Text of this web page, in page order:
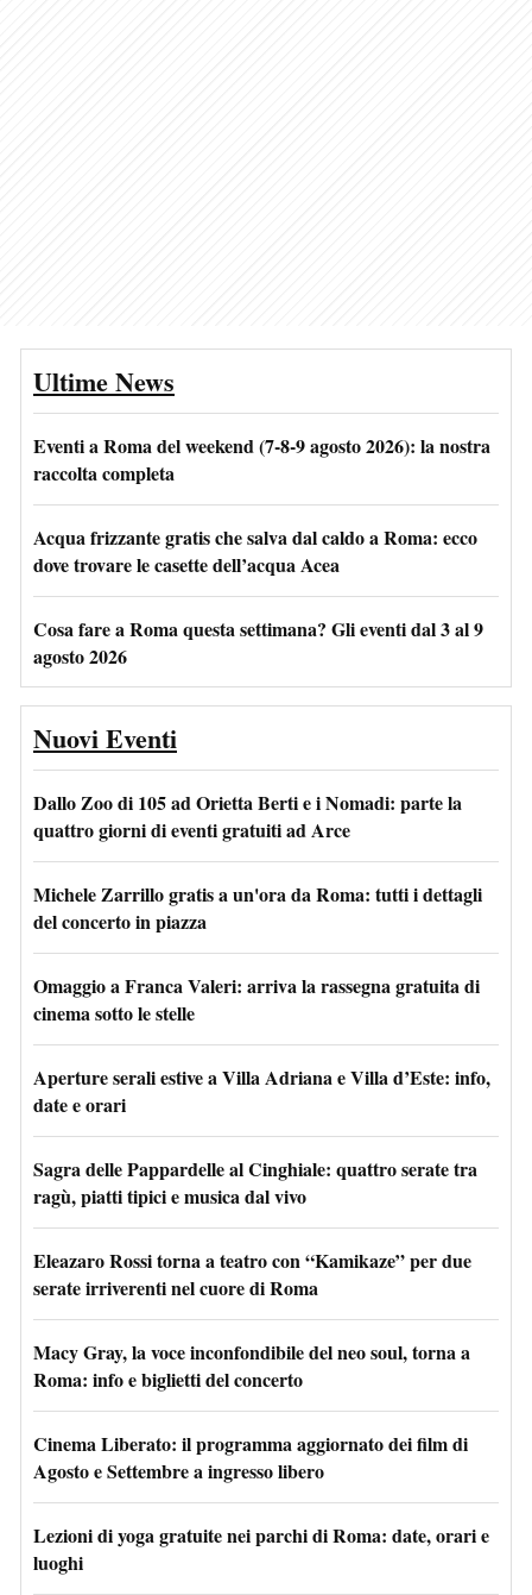
Ultime News
Eventi a Roma del weekend (7-8-9 agosto 2026): la nostra
raccolta completa
Acqua frizzante gratis che salva dal caldo a Roma: ecco
dove trovare le casette dell’acqua Acea
Cosa fare a Roma questa settimana? Gli eventi dal 3 al 9
agosto 2026
Nuovi Eventi
Dallo Zoo di 105 ad Orietta Berti e i Nomadi: parte la
quattro giorni di eventi gratuiti ad Arce
Michele Zarrillo gratis a un'ora da Roma: tutti i dettagli
del concerto in piazza
Omaggio a Franca Valeri: arriva la rassegna gratuita di
cinema sotto le stelle
Aperture serali estive a Villa Adriana e Villa d’Este: info,
date e orari
Sagra delle Pappardelle al Cinghiale: quattro serate tra
ragù, piatti tipici e musica dal vivo
Eleazaro Rossi torna a teatro con “Kamikaze” per due
serate irriverenti nel cuore di Roma
Macy Gray, la voce inconfondibile del neo soul, torna a
Roma: info e biglietti del concerto
Cinema Liberato: il programma aggiornato dei film di
Agosto e Settembre a ingresso libero
Lezioni di yoga gratuite nei parchi di Roma: date, orari e
luoghi